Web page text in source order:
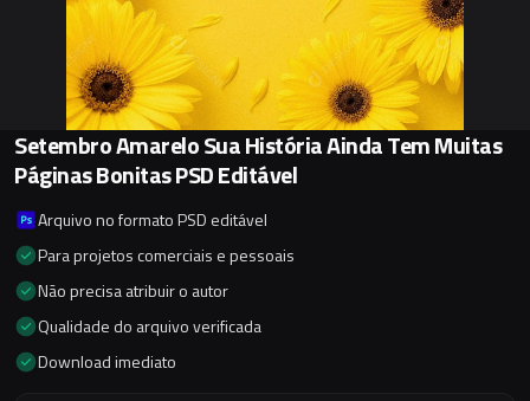
Setembro Amarelo Sua História Ainda Tem Muitas
Páginas Bonitas PSD Editável
Arquivo no formato PSD editável
Para projetos comerciais e pessoais
Não precisa atribuir o autor
Qualidade do arquivo verificada
Download imediato